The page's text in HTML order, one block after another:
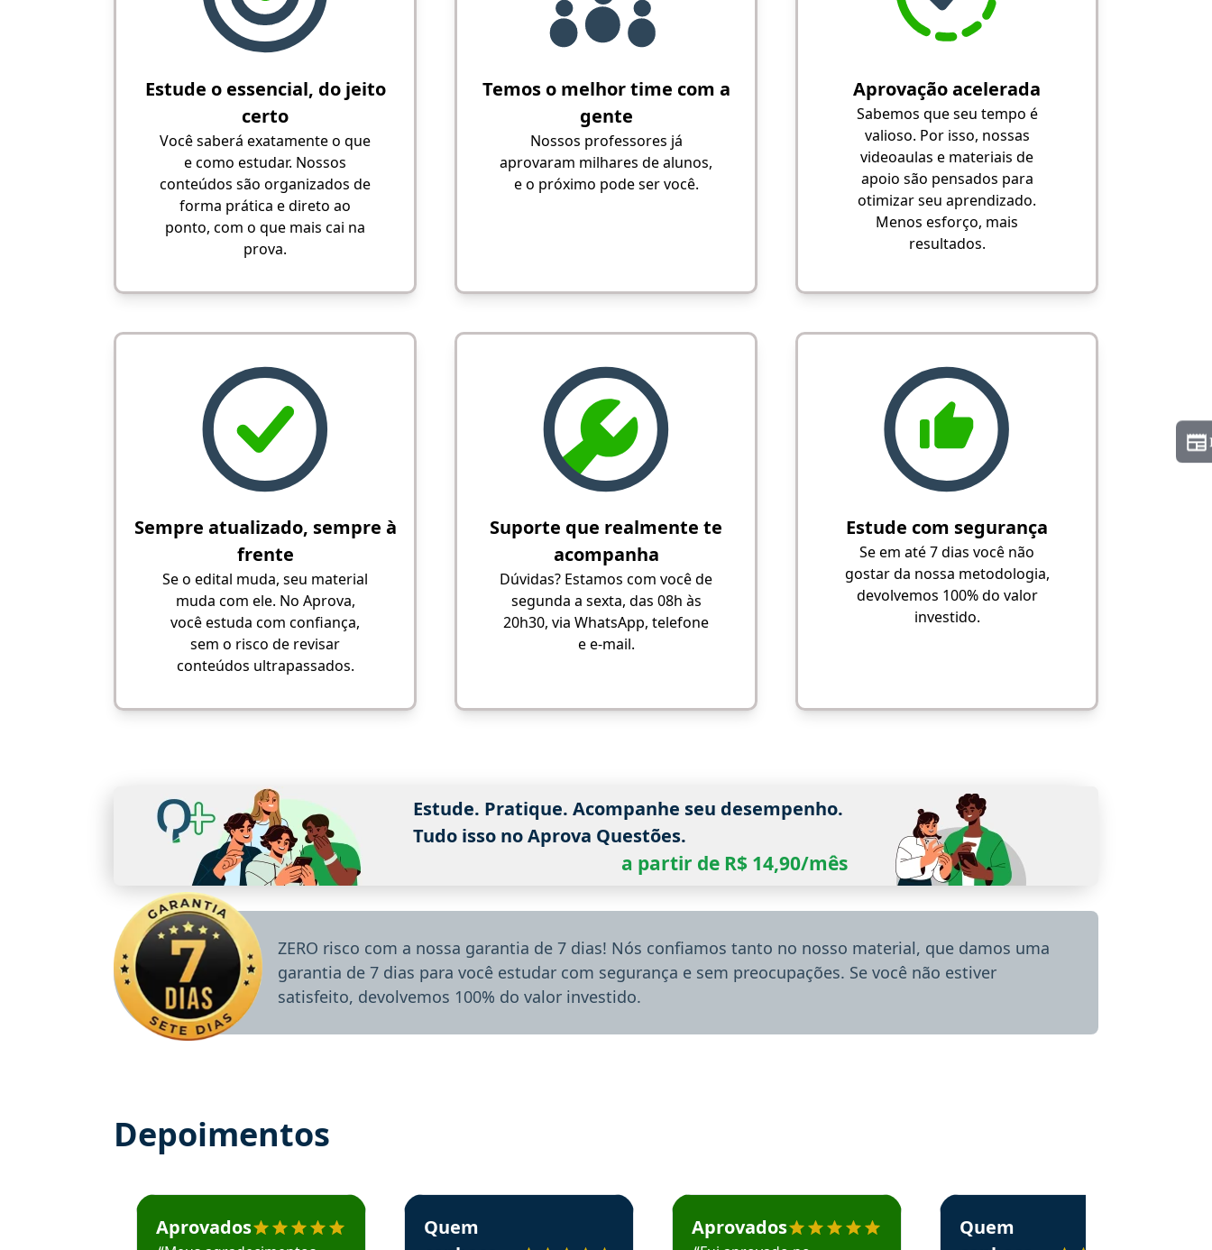
Estude o essencial, do jeito
certo
Você saberá exatamente o que
e como estudar. Nossos
conteúdos são organizados de
forma prática e direto ao
ponto, com o que mais cai na
prova.
Temos o melhor time com a
gente
Nossos professores já
aprovaram milhares de alunos,
e o próximo pode ser você.
Aprovação acelerada
Sabemos que seu tempo é
valioso. Por isso, nossas
videoaulas e materiais de
apoio são pensados para
otimizar seu aprendizado.
Menos esforço, mais
resultados.
Sempre atualizado, sempre à
frente
Se o edital muda, seu material
muda com ele. No Aprova,
você estuda com confiança,
sem o risco de revisar
conteúdos ultrapassados.
Suporte que realmente te
acompanha
Dúvidas? Estamos com você de
segunda a sexta, das 08h às
20h30, via WhatsApp, telefone
e e-mail.
Estude com segurança
Se em até 7 dias você não
gostar da nossa metodologia,
devolvemos 100% do valor
investido.
Estude. Pratique. Acompanhe seu desempenho.
Tudo isso no Aprova Questões.
a partir de R$ 14,90/mês
ZERO risco com a nossa garantia de 7 dias! Nós confiamos tanto no nosso material, que damos uma
garantia de 7 dias para você estudar com segurança e sem preocupações. Se você não estiver
satisfeito, devolvemos 100% do valor investido.
Depoimentos
Estudante José recomenda o Aprova Concursos em depoimento
Aprovados
Estudante Sergio recomenda o Aprova Concursos em depoimento
Quem
Estudante Mário recomenda o Aprova Concursos em depoimento
Aprovados
Estudante Alessandra recomenda o Aprova
Quem